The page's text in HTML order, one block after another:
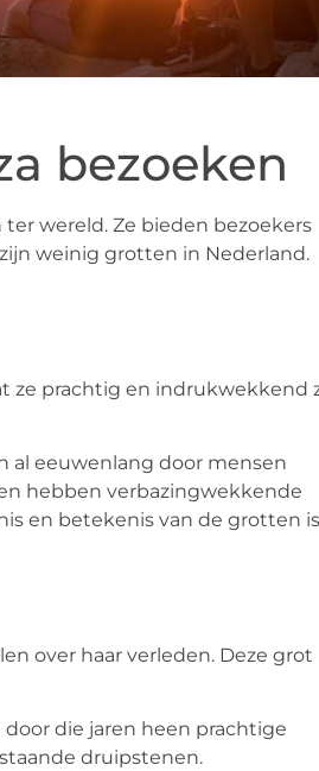
bezoeken
wereld. Ze bieden bezoekers
weinig grotten in Nederland.
ze prachtig en indrukwekkend
al eeuwenlang door mensen
hebben verbazingwekkende
en betekenis van de grotten
over haar verleden. Deze grot
die jaren heen prachtige
druipstenen.